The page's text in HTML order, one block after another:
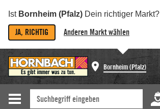
Ist Bornheim (Pfalz) Dein richtiger Markt?
JA, RICHTIG Anderen Markt wählen
Bornheim (Pfalz)